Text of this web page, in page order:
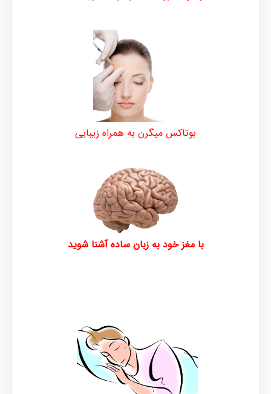
بوتاکس میگرن به همراه زیبایی
با مغز خود به زبان ساده آشنا شوید